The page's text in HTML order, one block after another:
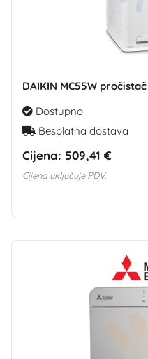
DAIKIN MC55W
Dostupno
Besplatna dostava
Cijena: 509,41 €
Cijena uključuje PDV.